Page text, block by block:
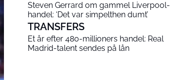
Steven Gerrard om gammel Liverpool-
handel: ‘Det var simpelthen dumt’
TRANSFERS
Et år efter 480-millioners handel: Real
Madrid-talent sendes på lån